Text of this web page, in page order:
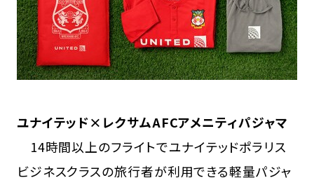
ユナイテッド×レクサムAFCアメニティパジャマ
14時間以上のフライトでユナイテッドポラリス
ビジネスクラスの旅行者が利用できる軽量パジャ